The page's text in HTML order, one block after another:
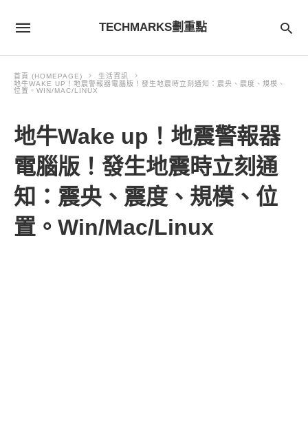
TECHMARKS劃重點
首頁 (HOMEPAGE)
生活資訊
地牛WAKE UP！地震警報器電腦版！發生地震時立刻通知：震央、震度、規模、
位置。WIN/MAC/LINUX
地牛Wake up！地震警報器
電腦版！發生地震時立刻通
知：震央、震度、規模、位
置。Win/Mac/Linux